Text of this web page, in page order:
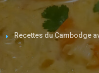
Recettes du Cambodge